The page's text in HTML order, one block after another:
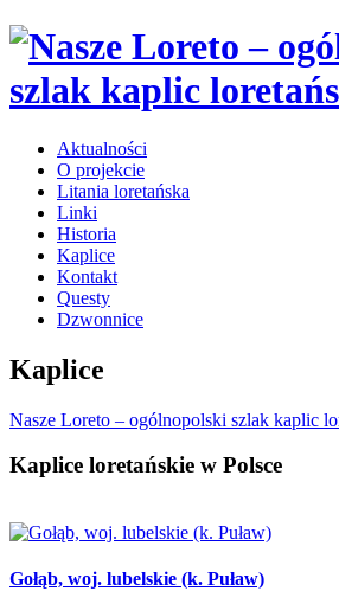
Aktualności
O projekcie
Litania loretańska
Linki
Historia
Kaplice
Kontakt
Questy
Dzwonnice
Kaplice
Nasze Loreto – ogólnopolski szlak kaplic
Kaplice loretańskie w Polsce
Gołąb, woj. lubelskie (k. Puław)